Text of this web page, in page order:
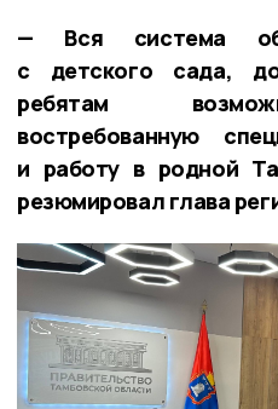
— Вся система
с детского сада,
ребятам
востребованную
и работу в родной
резюмировал глава